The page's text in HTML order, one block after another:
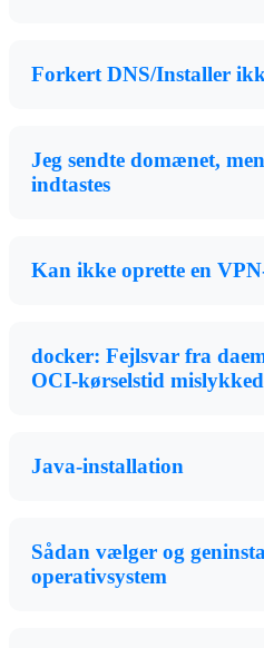
Forkert DNS/Installer
Jeg sendte domænet,
indtastes
Kan ikke oprette en
docker: Fejlsvar fra
OCI-kørselstid
Java-installation
Sådan vælger og
operativsystem